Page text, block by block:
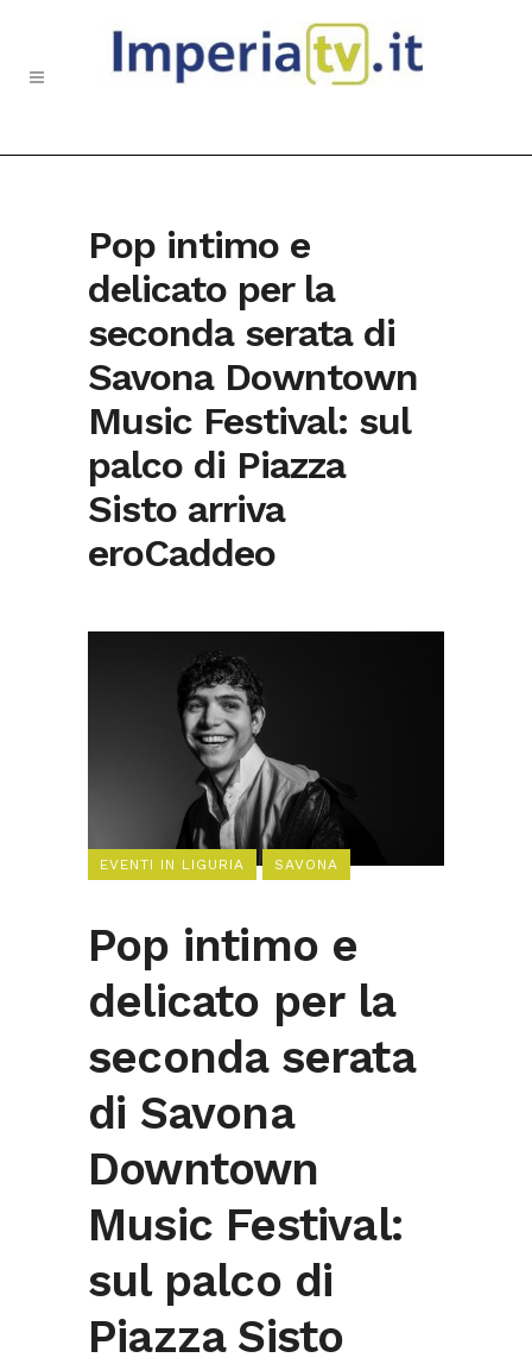
Pop intimo e
delicato per la
seconda serata di
Savona Downtown
Music Festival: sul
palco di Piazza
Sisto arriva
eroCaddeo
EVENTI IN LIGURIA SAVONA
Pop intimo e
delicato per la
seconda serata
di Savona
Downtown
Music Festival:
sul palco di
Piazza Sisto